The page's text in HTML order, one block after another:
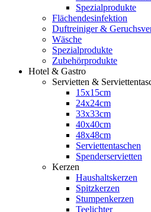
Spezialprodukte
Flächendesinfektion
Duftreiniger &
Wäsche
Spezialprodukte
Zubehörprodukte
Hotel & Gastro
Servietten &
15x15cm
24x24cm
33x33cm
40x40cm
48x48cm
Serviettentaschen
Spenderservietten
Kerzen
Haushaltskerzen
Spitzkerzen
Stumpenkerzen
Teelichter